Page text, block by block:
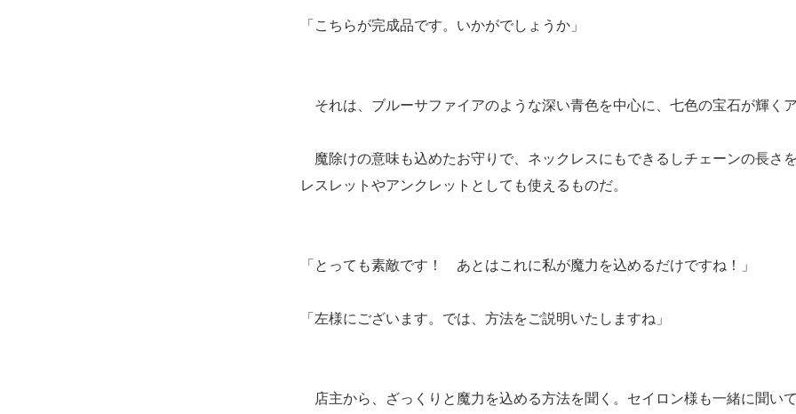
「こちらが完成品です。いかがでしょうか」
それは、ブルーサファイアのような深い青色を中心に、七色の宝石が輝くア
魔除けの意味も込めたお守りで、ネックレスにもできるしチェーンの長さ
レスレットやアンクレットとしても使えるものだ。
「とっても素敵です！ あとはこれに私が魔力を込めるだけですね！」
「左様にございます。では、方法をご説明いたしますね」
店主から、ざっくりと魔力を込める方法を聞く。セイロン様も一緒に聞い